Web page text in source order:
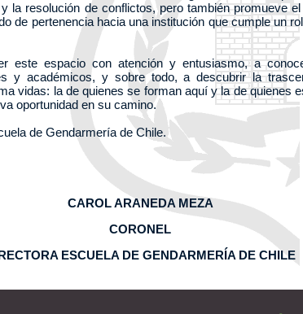
la resolución de conflictos, pero también promueve
de pertenencia hacia una institución que cumple un
este espacio con atención y entusiasmo, a
y académicos, y sobre todo, a descubrir la
vidas: la de quienes se forman aquí y la de quienes
oportunidad en su camino.
de Gendarmería de Chile.
CAROL ARANEDA MEZA
CORONEL
ESCUELA DE GENDARMERÍA DE CHILE